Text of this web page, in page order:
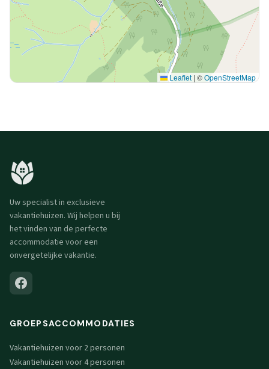
Leaflet | ©OpenStreetMap
Uw specialist in exclusieve
vakantiehuizen. Wij helpen u bij
het vinden van de perfecte
accommodatie voor een
onvergetelijke vakantie.
GROEPSACCOMMODATIES
Vakantiehuizen voor 2 personen
Vakantiehuizen voor 4 personen